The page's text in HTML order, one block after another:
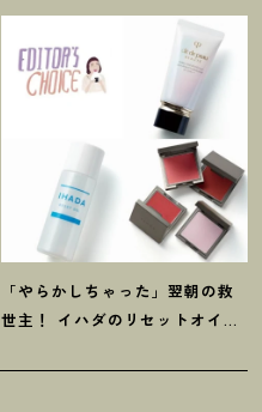
バジレシピ」
「やらかしちゃった」翌朝の救
世主 ！
イハダのリセットオイル